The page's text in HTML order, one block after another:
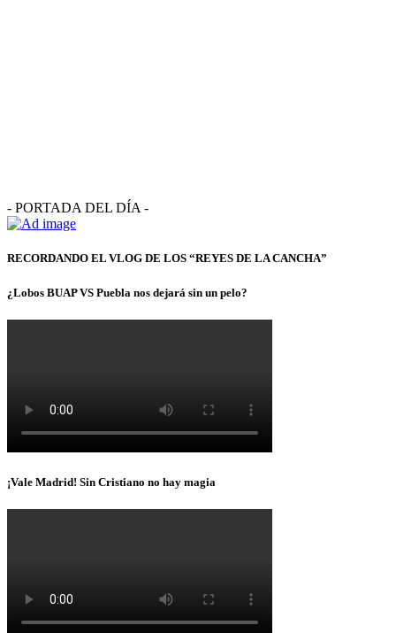
- PORTADA DEL DÍA -
RECORDANDO EL VLOG DE LOS “REYES DE LA CANCHA”
¿Lobos BUAP VS Puebla nos dejará sin un pelo?
¡Vale Madrid! Sin Cristiano no hay magia